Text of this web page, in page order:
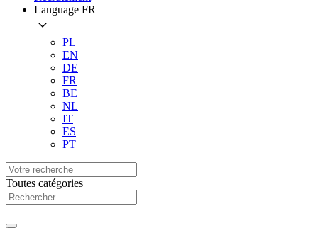
Language FR
PL
EN
DE
FR
BE
NL
IT
ES
PT
Toutes catégories